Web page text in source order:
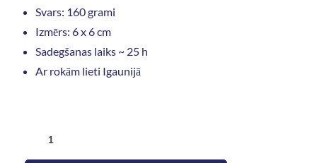
Svars: 160 grami
Izmērs: 6 x 6 cm
Sadegšanas laiks ~ 25 h
Ar rokām lieti Igaunijā